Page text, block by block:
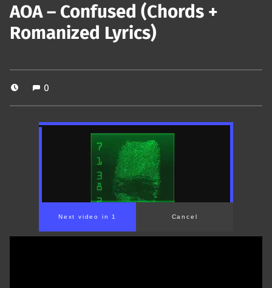
AOA – Confused (Chords +
Romanized Lyrics)
0
00:00/ 01:31